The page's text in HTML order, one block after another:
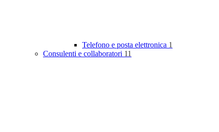
Telefono e posta elettronica 1
Consulenti e collaboratori 11